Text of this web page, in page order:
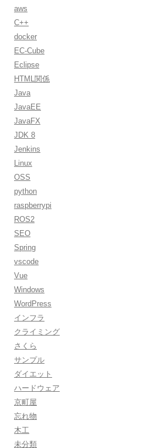
aws
C++
docker
EC-Cube
Eclipse
HTML関係
Java
JavaEE
JavaFX
JDK 8
Jenkins
Linux
OSS
python
raspberrypi
ROS2
SEO
Spring
vscode
Vue
Windows
WordPress
インフラ
クライミング
さくら
サンプル
ダイエット
ハードウェア
京町屋
忘れ物
木工
未分類